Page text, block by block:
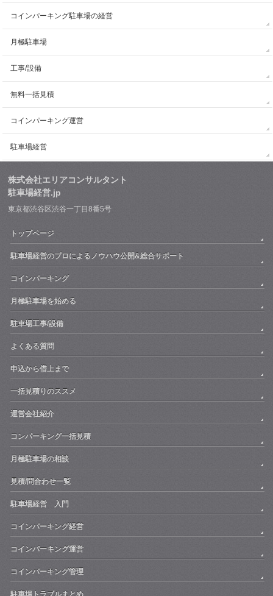
コインパーキング駐車場の経営
月極駐車場
工事/設備
無料一括見積
コインパーキング運営
駐車場経営
株式会社エリアコンサルタント
駐車場経営.jp
東京都渋谷区渋谷一丁目8番5号
トップページ
駐車場経営のプロによるノウハウ公開&総合サポート
コインパーキング
月極駐車場を始める
駐車場工事/設備
よくある質問
申込から借上まで
一括見積りのススメ
運営会社紹介
コンパーキング一括見積
月極駐車場の相談
見積/問合わせ一覧
駐車場経営 入門
コインパーキング経営
コインパーキング運営
コインパーキング管理
駐車場トラブルまとめ